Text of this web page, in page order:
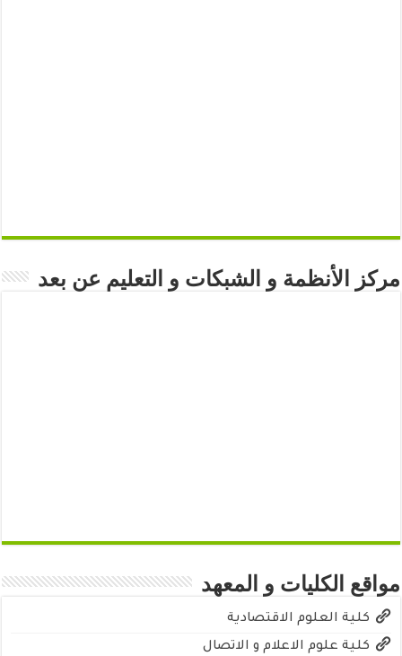
مركز الأنظمة و الشبكات و التعليم عن بعد
مواقع الكليات و المعهد
كلية العلوم الاقتصادية
كلية علوم الاعلام و الاتصال